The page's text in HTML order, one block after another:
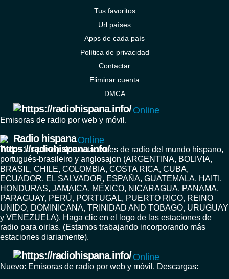
Tus favoritos
Url países
Apps de cada país
Política de privacidad
Contactar
Eliminar cuenta
DMCA
Online
Emisoras de radio por web y móvil.
Radio hispana Online
Todas las principales estaciones de radio del mundo hispano,
portugués-brasileiro y anglosajon (ARGENTINA, BOLIVIA,
BRASIL, CHILE, COLOMBIA, COSTA RICA, CUBA,
ECUADOR, EL SALVADOR, ESPAÑA, GUATEMALA, HAITI,
HONDURAS, JAMAICA, MÉXICO, NICARAGUA, PANAMA,
PARAGUAY, PERÚ, PORTUGAL, PUERTO RICO, REINO
UNIDO, DOMINICANA, TRINIDAD AND TOBAGO, URUGUAY
y VENEZUELA). Haga clic en el logo de las estaciones de
radio para oirlas. (Estamos trabajando incorporando más
estaciones diariamente).
Online
Nuevo: Emisoras de radio por web y móvil. Descargas: